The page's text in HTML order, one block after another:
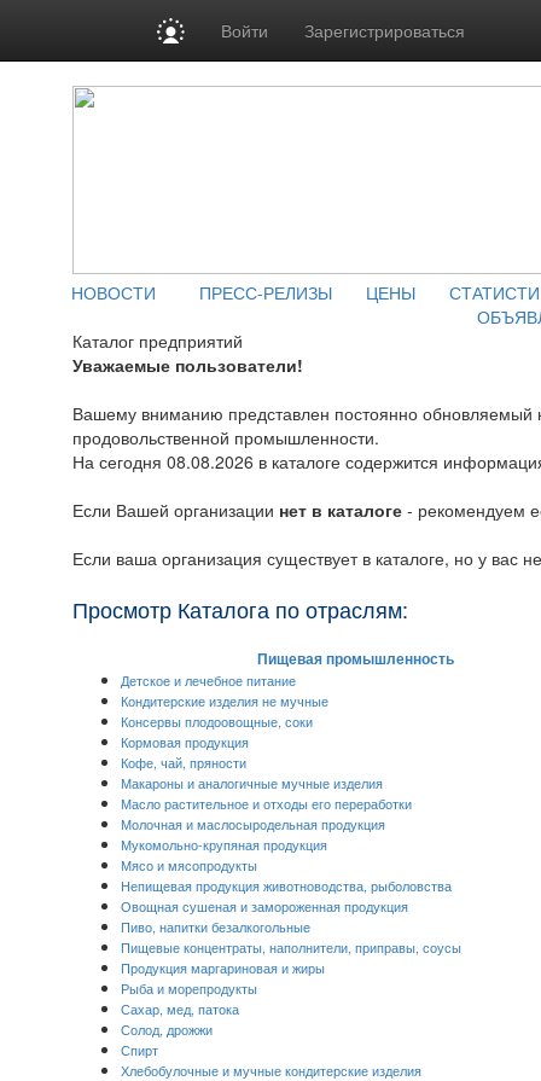
Войти Зарегистрироваться
НОВОСТИ ПРЕСС-РЕЛИЗЫ ЦЕНЫ
Каталог предприятий
Уважаемые пользователи!
Вашему вниманию представлен постоянно обновляемый
продовольственной промышленности.
На сегодня 08.08.2026 в каталоге содержится
Если Вашей организации нет в каталоге - рекомендуем
Если ваша организация существует в каталоге, но у вас
Просмотр Каталога по отраслям:
Пищевая промышленность
Детское и лечебное питание
Кондитерские изделия не мучные
Консервы плодоовощные, соки
Кормовая продукция
Кофе, чай, пряности
Макароны и аналогичные мучные изделия
Масло растительное и отходы его переработки
Молочная и маслосыродельная продукция
Мукомольно-крупяная продукция
Мясо и мясопродукты
Непищевая продукция животноводства, рыболовства
Овощная сушеная и замороженная продукция
Пиво, напитки безалкогольные
Пищевые концентраты, наполнители, приправы, соусы
Продукция маргариновая и жиры
Рыба и морепродукты
Сахар, мед, патока
Солод, дрожжи
Спирт
Хлебобулочные и мучные кондитерские изделия